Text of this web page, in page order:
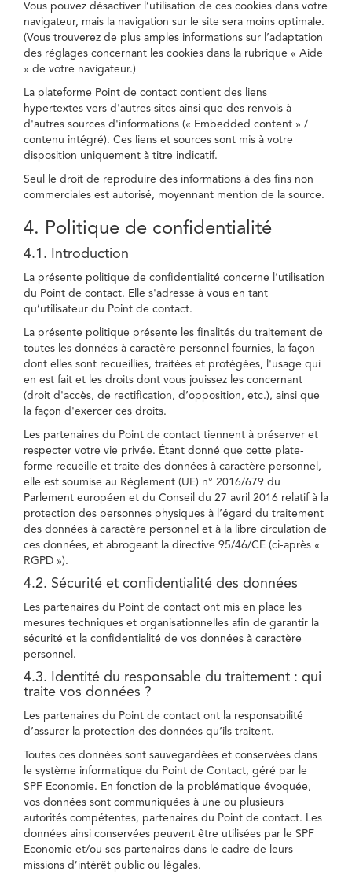
Vous pouvez désactiver l’utilisation de ces cookies dans votre
navigateur, mais la navigation sur le site sera moins optimale.
(Vous trouverez de plus amples informations sur l’adaptation
des réglages concernant les cookies dans la rubrique « Aide
» de votre navigateur.)
La plateforme Point de contact contient des liens
hypertextes vers d'autres sites ainsi que des renvois à
d'autres sources d'informations (« Embedded content » /
contenu intégré). Ces liens et sources sont mis à votre
disposition uniquement à titre indicatif.
Seul le droit de reproduire des informations à des fins non
commerciales est autorisé, moyennant mention de la source.
4. Politique de confidentialité
4.1. Introduction
La présente politique de confidentialité concerne l’utilisation
du Point de contact. Elle s'adresse à vous en tant
qu’utilisateur du Point de contact.
La présente politique présente les finalités du traitement de
toutes les données à caractère personnel fournies, la façon
dont elles sont recueillies, traitées et protégées, l'usage qui
en est fait et les droits dont vous jouissez les concernant
(droit d'accès, de rectification, d’opposition, etc.), ainsi que
la façon d'exercer ces droits.
Les partenaires du Point de contact tiennent à préserver et
respecter votre vie privée. Étant donné que cette plate-
forme recueille et traite des données à caractère personnel,
elle est soumise au Règlement (UE) n° 2016/679 du
Parlement européen et du Conseil du 27 avril 2016 relatif à la
protection des personnes physiques à l’égard du traitement
des données à caractère personnel et à la libre circulation de
ces données, et abrogeant la directive 95/46/CE (ci-après «
RGPD »).
4.2. Sécurité et confidentialité des données
Les partenaires du Point de contact ont mis en place les
mesures techniques et organisationnelles afin de garantir la
sécurité et la confidentialité de vos données à caractère
personnel.
4.3. Identité du responsable du traitement : qui
traite vos données ?
Les partenaires du Point de contact ont la responsabilité
d’assurer la protection des données qu’ils traitent.
Toutes ces données sont sauvegardées et conservées dans
le système informatique du Point de Contact, géré par le
SPF Economie. En fonction de la problématique évoquée,
vos données sont communiquées à une ou plusieurs
autorités compétentes, partenaires du Point de contact. Les
données ainsi conservées peuvent être utilisées par le SPF
Economie et/ou ses partenaires dans le cadre de leurs
missions d’intérêt public ou légales.